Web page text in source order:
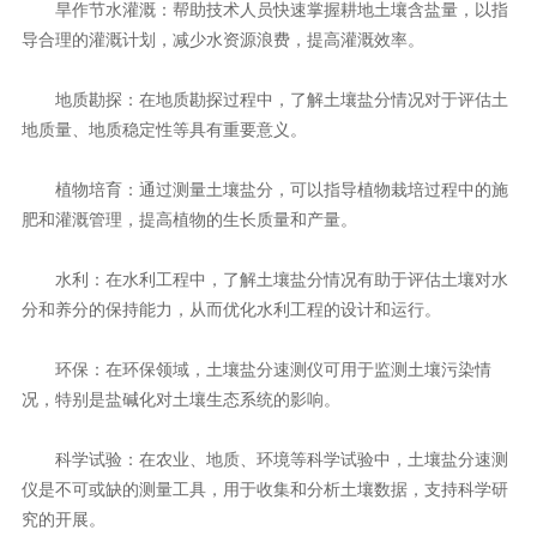
旱作节水灌溉：帮助技术人员快速掌握耕地土壤含盐量，以指
导合理的灌溉计划，减少水资源浪费，提高灌溉效率。
地质勘探：在地质勘探过程中，了解土壤盐分情况对于评估土
地质量、地质稳定性等具有重要意义。
植物培育：通过测量土壤盐分，可以指导植物栽培过程中的施
肥和灌溉管理，提高植物的生长质量和产量。
水利：在水利工程中，了解土壤盐分情况有助于评估土壤对水
分和养分的保持能力，从而优化水利工程的设计和运行。
环保：在环保领域，土壤盐分速测仪可用于监测土壤污染情
况，特别是盐碱化对土壤生态系统的影响。
科学试验：在农业、地质、环境等科学试验中，土壤盐分速测
仪是不可或缺的测量工具，用于收集和分析土壤数据，支持科学研
究的开展。